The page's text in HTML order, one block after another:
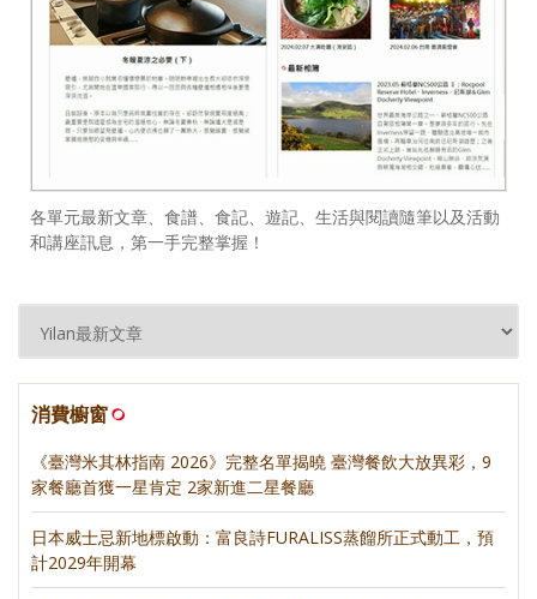
各單元最新文章、食譜、食記、遊記、生活與閱讀隨筆以及活動
和講座訊息，第一手完整掌握！
消費櫥窗
《臺灣米其林指南 2026》完整名單揭曉 臺灣餐飲大放異彩，9
家餐廳首獲一星肯定 2家新進二星餐廳
日本威士忌新地標啟動：富良詩FURALISS蒸餾所正式動工，預
計2029年開幕